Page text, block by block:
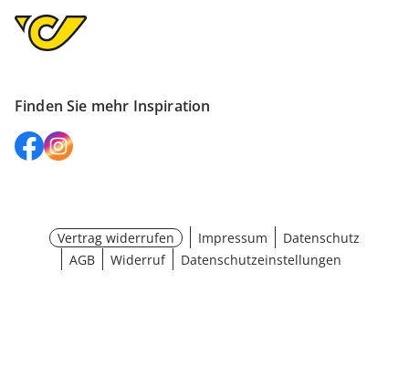
Finden Sie mehr Inspiration
Vertrag widerrufen Impressum
Datenschutz
AGB
Widerruf Datenschutzeinstellungen